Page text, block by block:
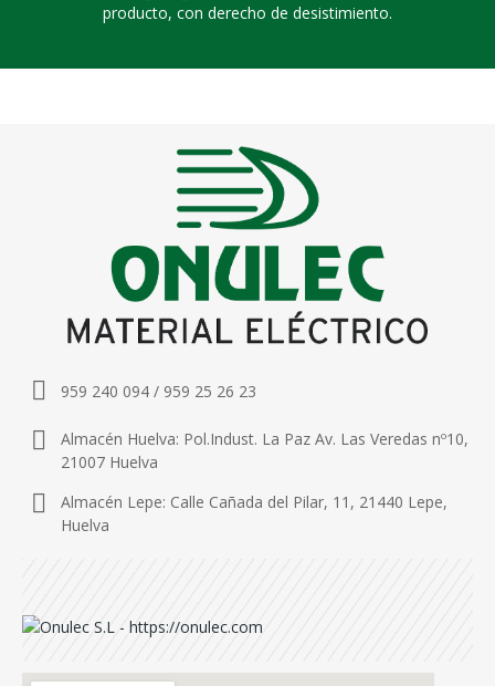
producto, con derecho de desistimiento.
959 240 094 / 959 25 26 23
Almacén Huelva: Pol.Indust. La Paz Av. Las Veredas nº10,
21007 Huelva
Almacén Lepe: Calle Cañada del Pilar, 11, 21440 Lepe,
Huelva